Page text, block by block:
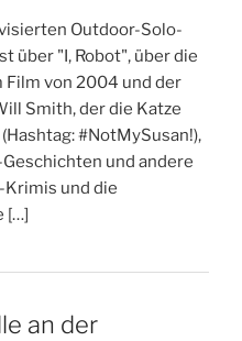
Outdoor-Solo-
über "I, Robot", über die
von 2004 und der
Smith, der die Katze
#NotMySusan!),
und andere
Krimis und die
[…]
an der